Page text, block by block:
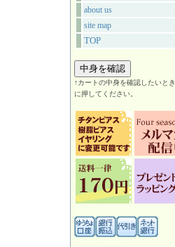
about us
site map
TOP
↑カートの中身を確認したいとき
に押してください。